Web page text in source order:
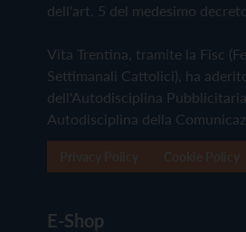
dell'art. 5 del medesimo
Vita Trentina, tramite la Fisc
Settimanali Cattolici), ha
dell'Autodisciplina
Autodisciplina della
E-Shop